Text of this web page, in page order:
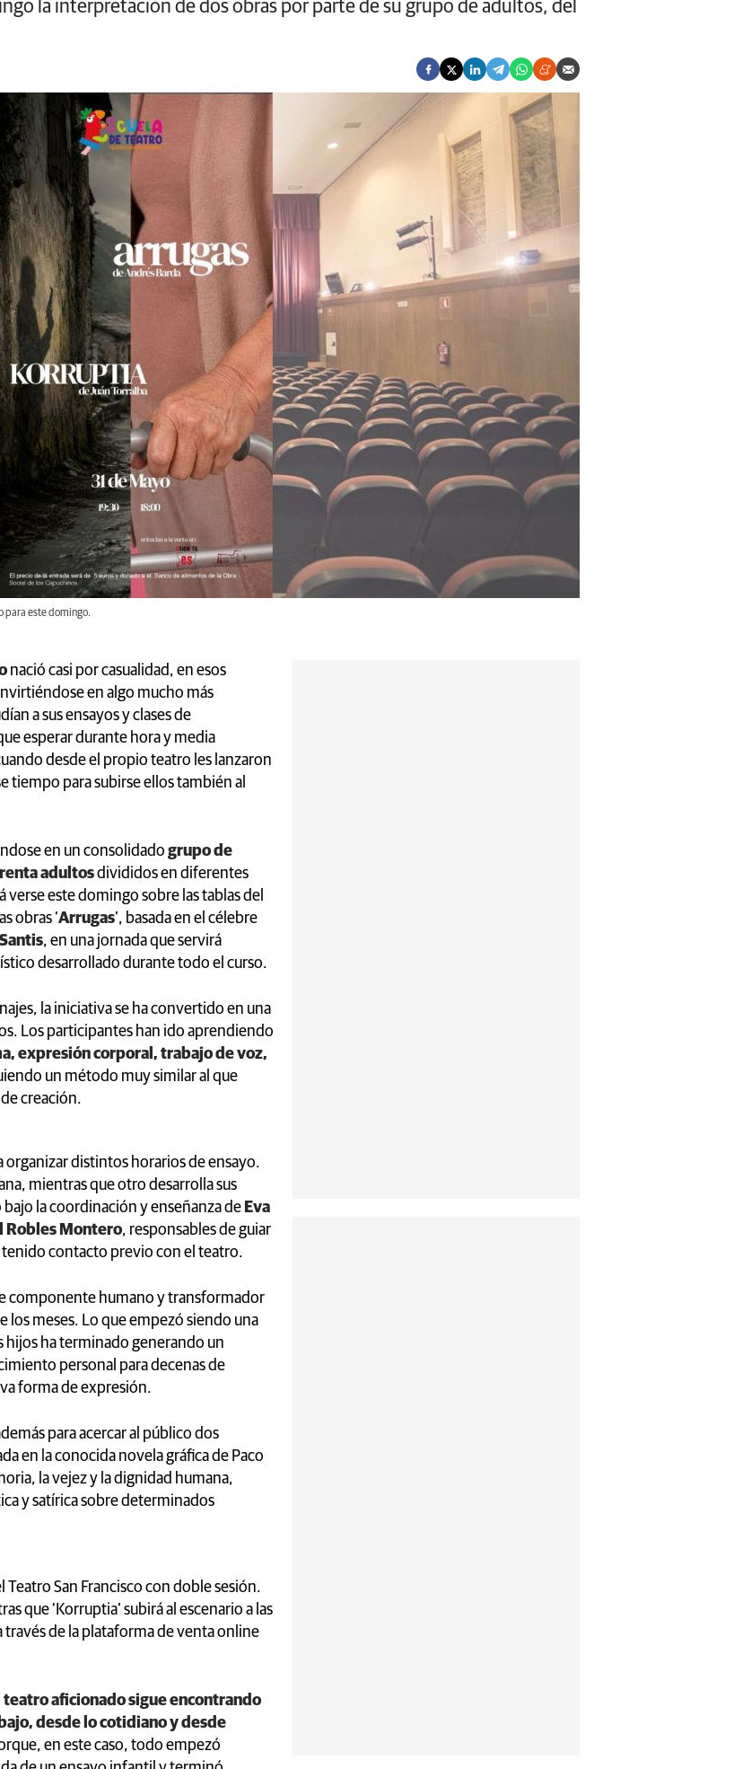
la interpretación de dos obras por parte de su grupo de adultos, del
para este domingo.
nació casi por casualidad, en esos
en algo mucho más
a sus ensayos y clases de
esperar durante hora y media
desde el propio teatro les lanzaron
tiempo para subirse ellos también al
en un consolidado grupo de
adultosdivididos en diferentes
este domingo sobre las tablas del
obras ‘Arrugas’, basada en el célebre
, en una jornada que servirá
desarrollado durante todo el curso.
la iniciativa se ha convertido en una
Los participantes han ido aprendiendo
expresión corporal, trabajo de voz,
un método muy similar al que
creación.
distintos horarios de ensayo.
mientras que otro desarrolla sus
la coordinación y enseñanza de Eva
Robles Montero, responsables de guiar
tenido contacto previo con el teatro.
componente humano y transformador
los meses. Lo que empezó siendo una
hijos ha terminado generando un
personal para decenas de
forma de expresión.
para acercar al público dos
en la conocida novela gráfica de Paco
la vejez y la dignidad humana,
y satírica sobre determinados
San Francisco con doble sesión.
que ‘Korruptia’ subirá al escenario a las
de la plataforma de venta online
aficionado sigue encontrando
desde lo cotidiano y desde
en este caso, todo empezó